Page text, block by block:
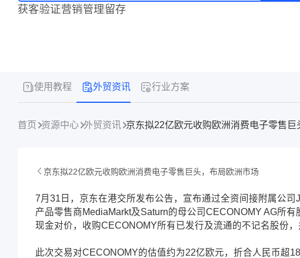
获客验证营销管理留存
使用教程 外贸资讯 行业方案
首页 资源中心 外贸资讯 京东拟22亿欧元收购欧洲消费电子零售巨
京东拟22亿欧元收购欧洲消费电子零售巨头，布局欧洲市场
7月31日，京东在港交所发布公告，宣布通过全资间接附属公
产品零售商MediaMarkt及Saturn的母公司CECONOMY AG所
现金对价，收购CECONOMY所有已发行及流通的不记名股份，
此次交易对CECONOMY的估值约为22亿欧元，折合人民币超